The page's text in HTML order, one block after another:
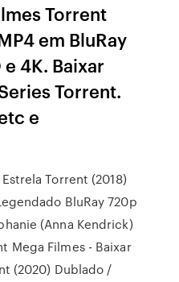
Torrent
em BluRay
4K. Baixar
Torrent.
e
Torrent (2018)
BluRay 720p
(Anna Kendrick)
Mega Filmes - Baixar
(2020) Dublado /